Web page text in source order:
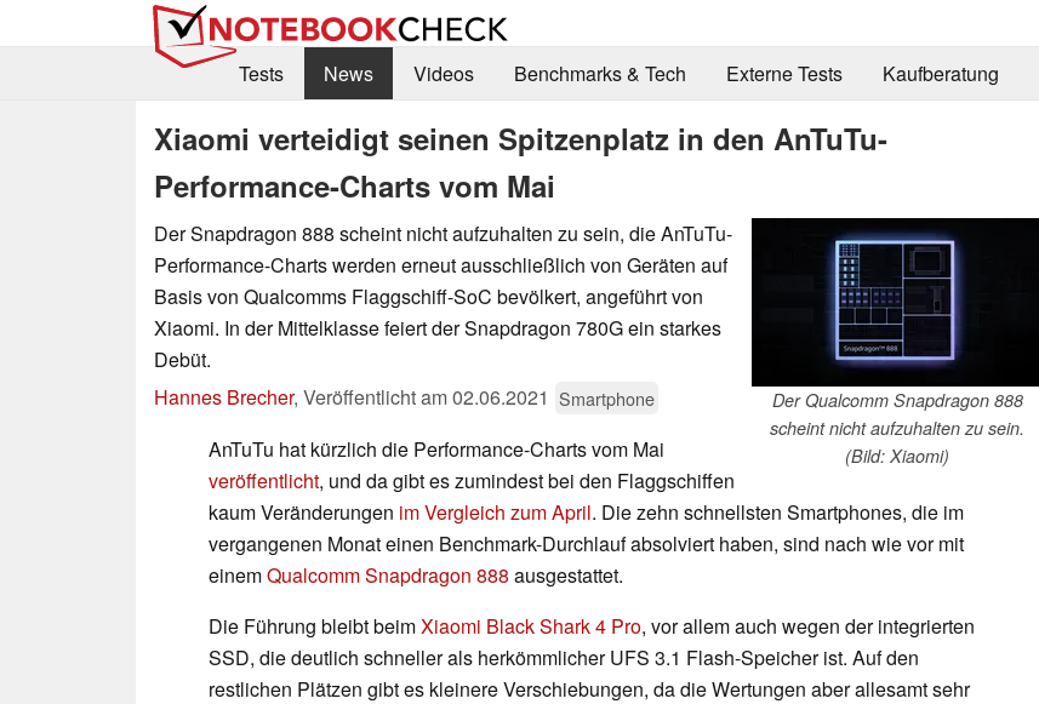
Tests
News Videos Benchmarks & Tech Externe Tests Kaufberatung
Xiaomi verteidigt seinen Spitzenplatz in den AnTuTu-
Performance-Charts vom Mai
Der Qualcomm Snapdragon 888
scheint nicht aufzuhalten zu sein.
(Bild: Xiaomi)
Der Snapdragon 888 scheint nicht aufzuhalten zu sein, die AnTuTu-
Performance-Charts werden erneut ausschließlich von Geräten auf
Basis von Qualcomms Flaggschiff-SoC bevölkert, angeführt von
Xiaomi. In der Mittelklasse feiert der Snapdragon 780G ein starkes
Debüt.
Hannes Brecher, Veröffentlicht am02.06.2021 Smartphone
AnTuTu hat kürzlich die Performance-Charts vom Mai
veröffentlicht, und da gibt es zumindest bei den Flaggschiffen
kaum Veränderungen im Vergleich zum April. Die zehn schnellsten Smartphones, die im
vergangenen Monat einen Benchmark-Durchlauf absolviert haben, sind nach wie vor mit
einemQualcomm Snapdragon 888 ausgestattet.
Die Führung bleibt beimXiaomi Black Shark 4 Pro, vor allem auch wegen der integrierten
SSD, die deutlich schneller als herkömmlicher UFS 3.1 Flash-Speicher ist. Auf den
restlichen Plätzen gibt es kleinere Verschiebungen, da die Wertungen aber allesamt sehr